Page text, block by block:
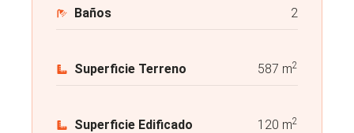
Baños 2
Superficie Terreno 587 m2
Superficie Edificado 120 m2